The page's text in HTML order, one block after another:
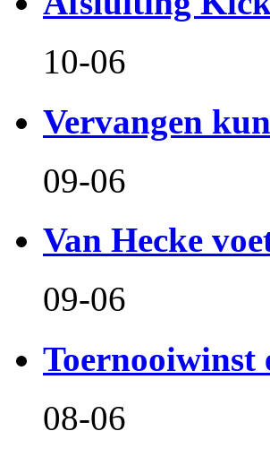
10-06
Vervangen
09-06
Van Hecke
09-06
Toernooiwinst
08-06